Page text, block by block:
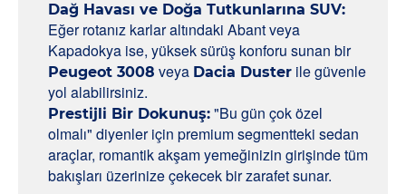
Dağ Havası ve Doğa Tutkunlarına SUV:
Eğer rotanız karlar altındaki Abant veya
Kapadokya ise, yüksek sürüş konforu sunan bir
Peugeot 3008 veya Dacia Dusterile güvenle
yol alabilirsiniz.
Prestijli Bir Dokunuş:"Bu gün çok özel
olmalı" diyenler için premium segmentteki sedan
araçlar, romantik akşam yemeğinizin girişinde tüm
bakışları üzerinize çekecek bir zarafet sunar.